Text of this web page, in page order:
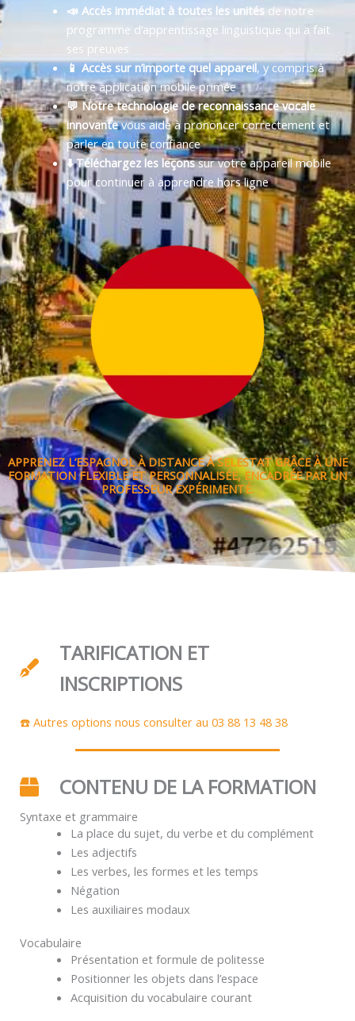
📣 Accès immédiat à toutes les unitésde notre
programme d’apprentissage linguistique qui a fait
ses preuves
📱 Accès sur n’importe quel appareil, y compris à
notre application mobile primée
💬 Notre technologie de reconnaissance vocale
innovantevous aide à prononcer correctement et
parler en toute confiance
⬇️ Téléchargez les leçonssur votre appareil mobile
pour continuer à apprendre hors ligne
APPRENEZ L’ESPAGNOL À DISTANCE À SELESTAT GRÂCE À UNE
FORMATION FLEXIBLE ET PERSONNALISÉE, ENCADRÉE PAR UN
PROFESSEUR EXPÉRIMENTÉ.
TARIFICATION ET
INSCRIPTIONS
☎️ Autres options nous consulter au 03 88 13 48 38
CONTENU DE LA FORMATION
Syntaxe et grammaire
La place du sujet, du verbe et du complément
Les adjectifs
Les verbes, les formes et les temps
Négation
Les auxiliaires modaux
Vocabulaire
Présentation et formule de politesse
Positionner les objets dans l’espace
Acquisition du vocabulaire courant